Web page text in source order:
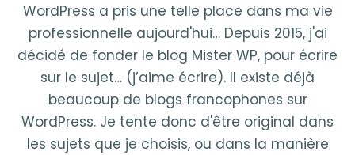
WordPress a pris une telle place dans ma vie
professionnelle aujourd'hui… Depuis 2015, j'ai
décidé de fonder le blog Mister WP, pour écrire
sur le sujet… (j’aime écrire). Il existe déjà
beaucoup de blogs francophones sur
WordPress. Je tente donc d'être original dans
les sujets que je choisis, ou dans la manière